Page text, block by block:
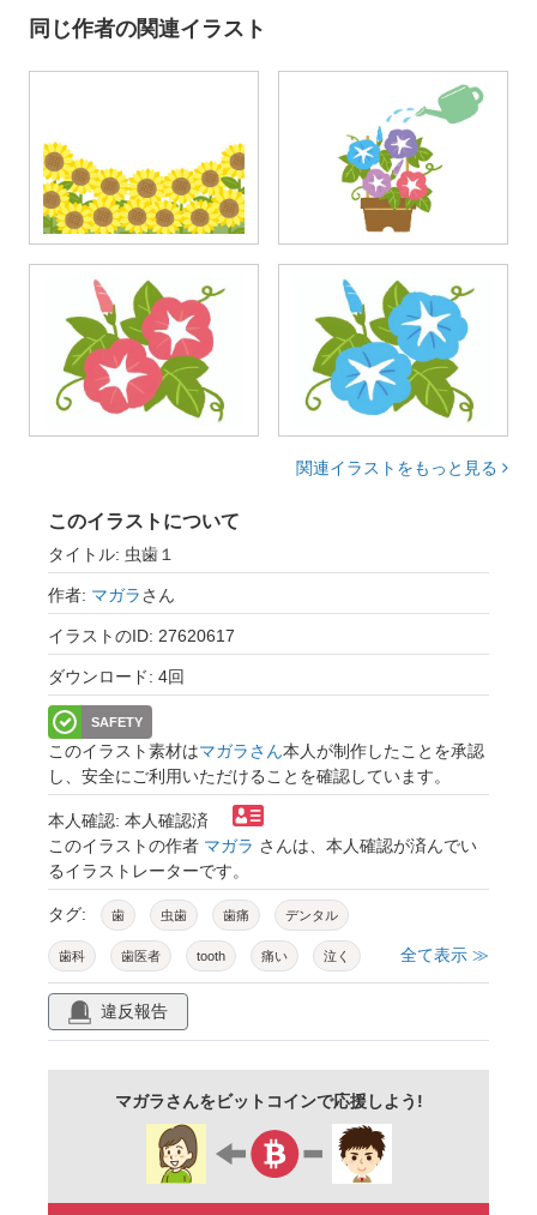
同じ作者の関連イラスト
関連イラストをもっと見る
このイラストについて
タイトル: 虫歯１
作者: マガラさん
イラストのID: 27620617
ダウンロード: 4回
SAFETY
このイラスト素材はマガラさん本人が制作したことを承認
し、安全にご利用いただけることを確認しています。
本人確認: 本人確認済
このイラストの作者 マガラ さんは、本人確認が済んでい
るイラストレーターです。
タグ: 歯 虫歯 歯痛 デンタル
歯科 歯医者 tooth 痛い 泣く
困る 治療 医療
デンタルケア 園だより 幼児向け
素材 商用可 無料
フリー
全て表示 ≫
違反報告
マガラさんをビットコインで応援しよう!